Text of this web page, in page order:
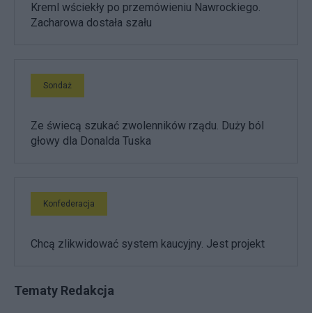
Kreml wściekły po przemówieniu Nawrockiego.
Zacharowa dostała szału
Sondaż
Ze świecą szukać zwolenników rządu. Duży ból
głowy dla Donalda Tuska
Konfederacja
Chcą zlikwidować system kaucyjny. Jest projekt
Tematy Redakcja